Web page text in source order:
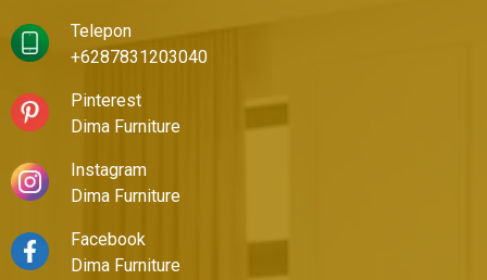
Telepon
+6287831203040
Pinterest
Dima Furniture
Instagram
Dima Furniture
Facebook
Dima Furniture